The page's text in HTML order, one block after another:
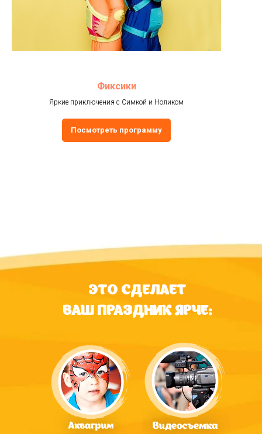
Фиксики
Яркие приключения с Симкой и Ноликом
Посмотреть программу
ЭТО СДЕЛАЕТ
ВАШ ПРАЗДНИК ЯРЧЕ: